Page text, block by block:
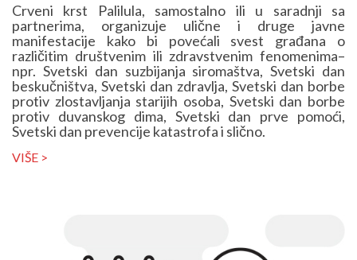
Crveni krst Palilula, samostalno ili u saradnji sa
partnerima, organizuje ulične i druge javne
manifestacije kako bi povećali svest građana o
različitim društvenim ili zdravstvenim fenomenima–
npr. Svetski dan suzbijanja siromaštva, Svetski dan
beskučništva, Svetski dan zdravlja, Svetski dan borbe
protiv zlostavljanja starijih osoba, Svetski dan borbe
protiv duvanskog dima, Svetski dan prve pomoći,
Svetski dan prevencije katastrofa i slično.
VIŠE >